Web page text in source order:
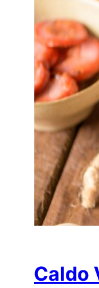
Caldo